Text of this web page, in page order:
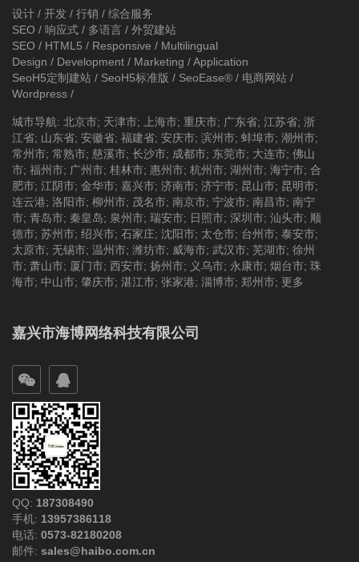
设计 / 开发 / 行销 / 综合服务
SEO / 响应式 / 多语言 / 外贸建站
SEO / HTML5 / Responsive / Multilingual
Design / Development / Marketing / Application
SeoH5定制建站 / SeoH5标准版 / SeoEase® / 电商网站 /
Wordpress /
城市导航: 北京市; 天津市; 上海市; 重庆市; 广东省; 江苏省; 浙
江省; 山东省; 安徽省; 福建省; 安庆市; 滨州市; 蚌埠市; 潮州市;
常州市; 常熟市; 慈溪市; 长沙市; 成都市; 东莞市; 大连市; 佛山
市; 福州市; 广州市; 桂林市; 惠州市; 杭州市; 湖州市; 海宁市; 合
肥市; 江阴市; 金华市; 嘉兴市; 济南市; 济宁市; 昆山市; 昆明市;
连云港; 洛阳市; 柳州市; 茂名市; 南京市; 宁波市; 南昌市; 南宁
市; 青岛市; 秦皇岛; 泉州市; 瑞安市; 日照市; 深圳市; 汕头市; 顺
德市; 苏州市; 绍兴市; 石家庄; 沈阳市; 太仓市; 台州市; 泰安市;
太原市; 无锡市; 温州市; 潍坊市; 威海市; 武汉市; 芜湖市; 徐州
市; 萧山市; 厦门市; 西安市; 扬州市; 义乌市; 永康市; 烟台市; 珠
海市; 中山市; 肇庆市; 湛江市; 张家港; 淄博市; 郑州市; 更多
嘉兴市海博网络科技有限公司
QQ: 187308490
手机: 13957386118
电话: 0573-82180208
邮件: sales@haibo.com.cn